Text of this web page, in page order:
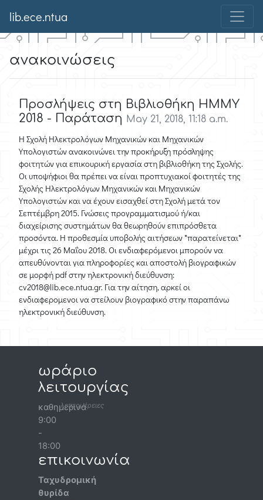
lib.ece.ntua
ανακοινώσεις
Προσλήψεις στη Βιβλιοθήκη ΗΜΜΥ
2018 - Παράταση May 21, 2018, 11:18 a.m.
Η Σχολή Ηλεκτρολόγων Μηχανικών και Μηχανικών
Υπολογιστών ανακοινώνει την προκήρυξη πρόσληψης
φοιτητών για επικουρική εργασία στη βιβλιοθήκη της Σχολής.
Οι υποψήφιοι θα πρέπει να είναι προπτυχιακοί φοιτητές της
Σχολής Ηλεκτρολόγων Μηχανικών και Μηχανικών
Υπολογιστών και να έχουν εισαχθεί στη Σχολή μετά τον
Σεπτέμβρη 2015. Γνώσεις προγραμματισμού ή/και
διαχείρισης συστημάτων θα θεωρηθούν επιπρόσθετα
προσόντα. Η προθεσμία υποβολής αιτήσεων *παρατείνεται*
μέχρι τις 26 Μαΐου 2018. Οι ενδιαφερόμενοι μπορούν να
απευθύνονται για πληροφορίες και αποστολή βιογραφικών
σε μορφή pdf στην ηλεκτρονική διεύθυνση:
cv2018@lib.ece.ntua.gr. Για την αίτηση, αρκεί οι
ενδιαφερομενοι να στείλουν βιογραφικό στην παραπάνω
ηλεκτρονική διεύθυνση.
ωράριο
λειτουργίας
καθημερινά
9:00
-
18:00
λεπτομέρειες
επικοινωνία
Ταχυδρομική
θυρίδα